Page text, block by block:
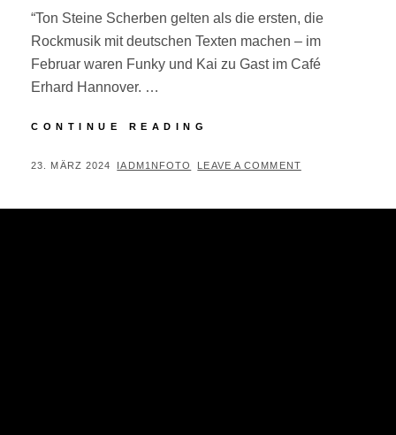
“Ton Steine Scherben gelten als die ersten, die
Rockmusik mit deutschen Texten machen – im
Februar waren Funky und Kai zu Gast im Café
Erhard Hannover. …
CONTINUE READING
TON
POSTED
23. MÄRZ 2024 BY
IADM1NFOTO LEAVE A COMMENT